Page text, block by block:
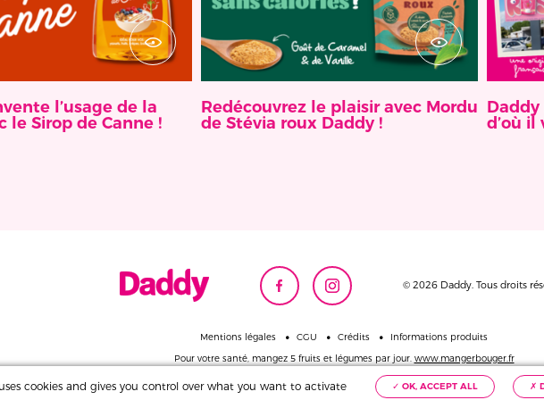
l’usage de la
le Sirop de Canne !
Redécouvrez le plaisir avec Mordu
de Stévia roux Daddy !
d’où il
© 2026 Daddy. Tous droits
Mentions légales CGU Crédits
Informations produits
Pour votre santé, mangez 5 fruits et légumes par jour. www.mangerbouger.fr
cookies and gives you control over what you want to activate ✓ OK, ACCEPT ALL ✗